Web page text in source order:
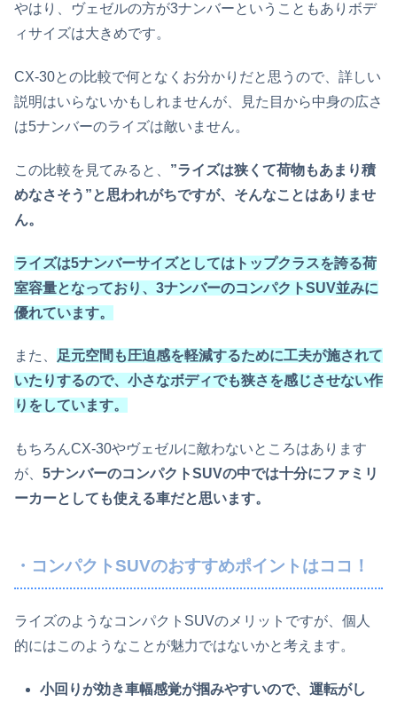
やはり、ヴェゼルの方が3ナンバーということもありボデ
ィサイズは大きめです。
CX-30との比較で何となくお分かりだと思うので、詳しい
説明はいらないかもしれませんが、見た目から中身の広さ
は5ナンバーのライズは敵いません。
この比較を見てみると、 ”ライズは狭くて荷物もあまり積
めなさそう”と思われがちですが、そんなことはありませ
ん。
ライズは5ナンバーサイズとしてはトップクラスを誇る荷
室容量となっており、3ナンバーのコンパクトSUV並みに
優れています。
また、
足元空間も圧迫感を軽減するために工夫が施されて
いたりするので、小さなボディでも狭さを感じさせない作
りをしています。
もちろんCX-30やヴェゼルに敵わないところはあります
が、 5ナンバーのコンパクトSUVの中では十分にファミリ
ーカーとしても使える車だと思います。
・コンパクトSUVのおすすめポイントはココ！
ライズのようなコンパクトSUVのメリットですが、個人
的にはこのようなことが魅力ではないかと考えます。
小回りが効き車幅感覚が掴みやすいので、運転がし